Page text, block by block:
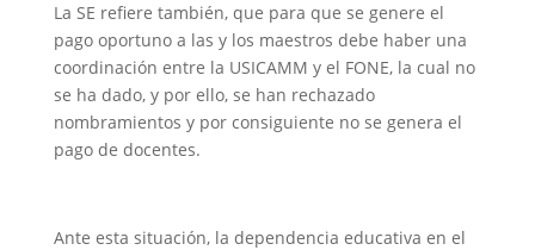
La SE refiere también, que para que se genere el
pago oportuno a las y los maestros debe haber una
coordinación entre la USICAMM y el FONE, la cual no
se ha dado, y por ello, se han rechazado
nombramientos y por consiguiente no se genera el
pago de docentes.
Ante esta situación, la dependencia educativa en el